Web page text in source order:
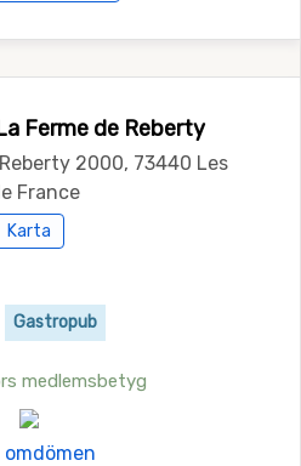
Ferme de Reberty
2000, 73440 Les
France
Karta
Gastropub
medlemsbetyg